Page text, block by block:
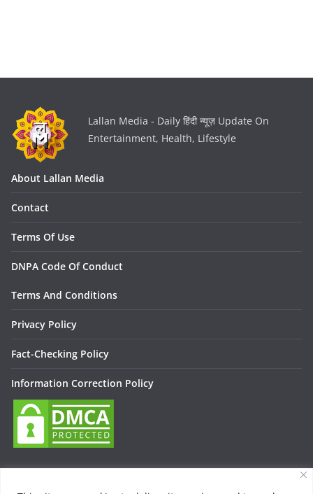
Lallan Media - Daily हिंदी न्यूज़ Update On
Entertainment, Health, Lifestyle
About Lallan Media
Contact
Terms Of Use
DNPA Code Of Conduct
Terms And Conditions
Privacy Policy
Fact-Checking Policy
Information Correction Policy